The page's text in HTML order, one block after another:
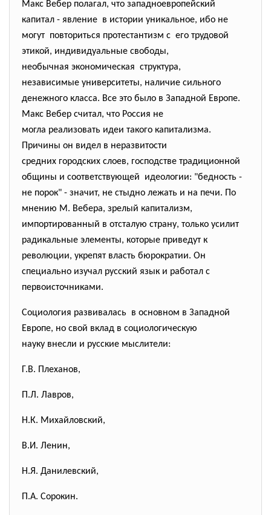
Макс Вебер полагал, что западноевропейский
капитал - явление в истории уникальное, ибо не
могут повториться протестантизм с его трудовой
этикой, индивидуальные свободы,
необычная экономическая структура,
независимые университеты, наличие сильного
денежного класса. Все это было в Западной Европе.
Макс Вебер считал, что Россия не
могла реализовать идеи такого капитализма.
Причины он видел в неразвитости
средних городских слоев, господстве традиционной
общины и соответствующей идеологии: "бедность -
не порок" - значит, не стыдно лежать и на печи. По
мнению М. Вебера, зрелый капитализм,
импортированный в отсталую страну, только усилит
радикальные элементы, которые приведут к
революции, укрепят власть бюрократии. Он
специально изучал русский язык и работал с
первоисточниками.
Социология развивалась в основном в Западной
Европе, но свой вклад в социологическую
науку внесли и русские мыслители:
Г.В. Плеханов,
П.Л. Лавров,
Н.К. Михайловский,
В.И. Ленин,
Н.Я. Данилевский,
П.А. Сорокин.